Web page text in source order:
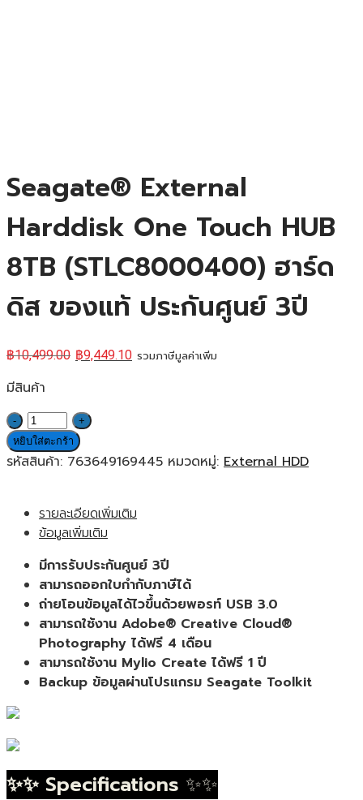
Seagate® External
Harddisk One Touch HUB
8TB (STLC8000400) ฮาร์ด
ดิส ของแท้ ประกันศูนย์ 3ปี
฿10,499.00 ฿9,449.10 รวมภาษีมูลค่าเพิ่ม
มีสินค้า
จำนวน
Seagate®
External
Touch
HUB
8TB
(STLC8000400)
ฮาร์ด
ดิส
ของ
แท้
ประกัน
ศูนย์
หยิบใส่ตะกร้า
รหัสสินค้า: 763649169445 หมวดหมู่: External HDD
รายละเอียดเพิ่มเติม
ข้อมูลเพิ่มเติม
มีการรับประกันศูนย์ 3ปี
สามารถออกใบกำกับภาษีได้
ถ่ายโอนข้อมูลได้ไวขึ้นด้วยพอรท์ USB 3.0
สามารถใช้งาน Adobe® Creative Cloud®
Photography ได้ฟรี 4 เดือน
สามารถใช้งาน Mylio Create ได้ฟรี 1 ปี
Backup ข้อมูลผ่านโปรแกรม Seagate Toolkit
✨✨ Specifications ✨✨